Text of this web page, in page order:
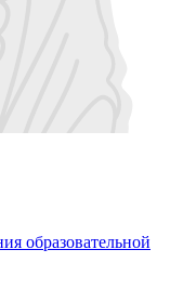
образовательной